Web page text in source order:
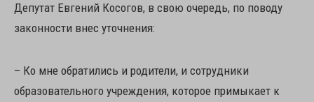
Депутат Евгений Косогов, в свою очередь, по поводу
законности внес уточнения:
– Ко мне обратились и родители, и сотрудники
образовательного учреждения, которое примыкает к